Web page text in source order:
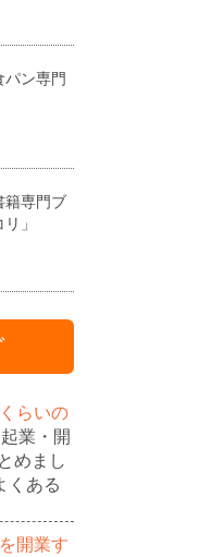
ン専門
籍専門ブ
」
らいの
起業・開
めまし
くある
開業す